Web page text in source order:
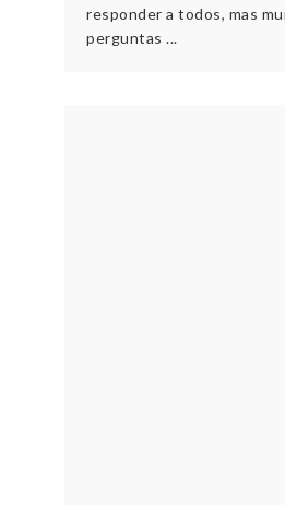
responder a todos, mas
perguntas ...